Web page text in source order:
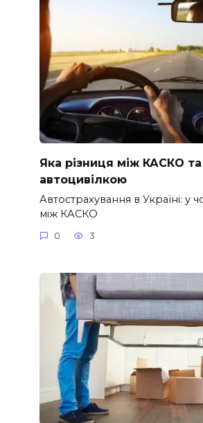
Яка різниця між КАСКО та
автоцивілкою
Автострахування в Україні: у
між КАСКО
0 3